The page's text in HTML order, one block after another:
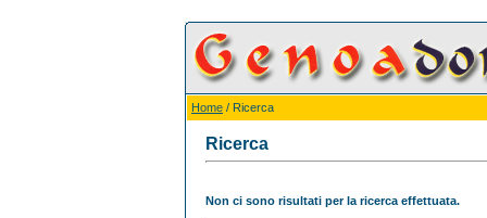
Home / Ricerca
Ricerca
Non ci sono risultati per la ricerca effettuata.